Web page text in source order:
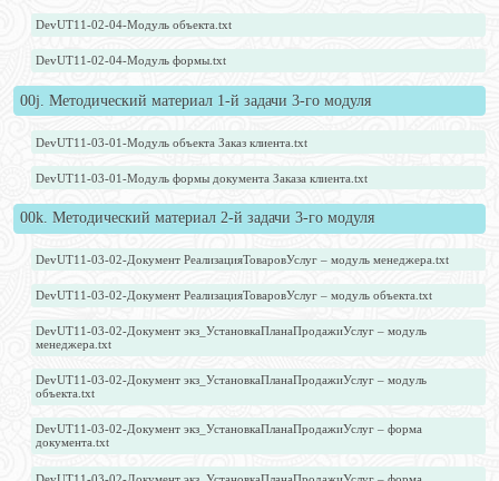
DevUT11-02-04-Модуль объекта.txt
DevUT11-02-04-Модуль формы.txt
00j. Методический материал 1-й задачи 3-го модуля
DevUT11-03-01-Модуль объекта Заказ клиента.txt
DevUT11-03-01-Модуль формы документа Заказа клиента.txt
00k. Методический материал 2-й задачи 3-го модуля
DevUT11-03-02-Документ РеализацияТоваровУслуг – модуль менеджера.txt
DevUT11-03-02-Документ РеализацияТоваровУслуг – модуль объекта.txt
DevUT11-03-02-Документ экз_УстановкаПланаПродажиУслуг – модуль
менеджера.txt
DevUT11-03-02-Документ экз_УстановкаПланаПродажиУслуг – модуль
объекта.txt
DevUT11-03-02-Документ экз_УстановкаПланаПродажиУслуг – форма
документа.txt
DevUT11-03-02-Документ экз_УстановкаПланаПродажиУслуг – форма